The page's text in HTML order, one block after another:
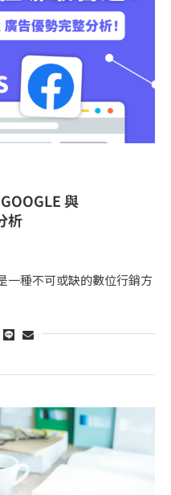
與
析
一種不可或缺的數位行銷方